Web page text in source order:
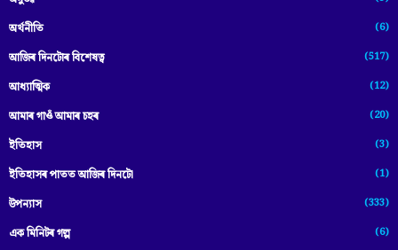
অৰ্থনীতি (6)
আজিৰ দিনটোৰ বিশেষত্ব (517)
আধ্যাত্মিক (12)
আমাৰ গাওঁ আমাৰ চহৰ (20)
ইতিহাস (3)
ইতিহাসৰ পাতত আজিৰ দিনটো (1)
উপন্যাস (333)
এক মিনিটৰ গল্প (6)